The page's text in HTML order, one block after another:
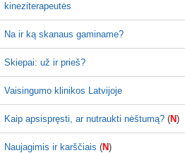
TD asistentė
klausimai apie cezario pjūvį (+2)
Veronika99 prieš 4 d.
brendimas (3)
testuotojos! (bendra tema)
Karlitele prieš 5 d.
kineziterapeutės
Na ir ką skanaus gaminame?
Skiepai: už ir prieš?
Vaisingumo klinikos Latvijoje
Kaip apsispręsti, ar nutraukti nėštumą? (N)
Naujagimis ir karščiais (N)